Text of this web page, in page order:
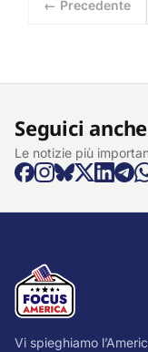
← Precedente
Seguici
Le notizie più
Vi spieghiamo